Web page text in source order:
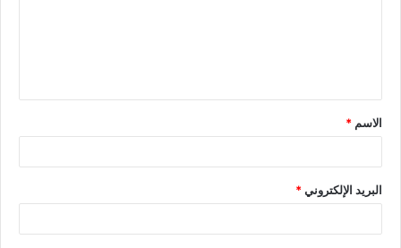
الاسم *
البريد الإلكتروني*